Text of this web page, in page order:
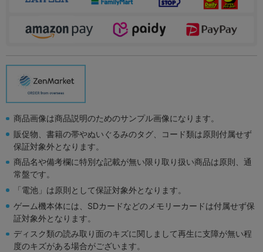
商品画像は商品説明のためのサンプル画像になります。
販促物、書籍の帯やぬいぐるみのタグ、コード類は原則付属せず
保証対象外となります。
商品名や備考欄に特別な記載が無い限り取り扱い商品は原則、通
常盤です。
「電池」は原則として保証対象外となります。
ゲーム機本体には、SDカードなどのメモリーカードは付属せず保
証対象外となります。
ディスク類の読み取り面のキズに関しまして再生に支障が無い程
度のキズがある場合がございます。